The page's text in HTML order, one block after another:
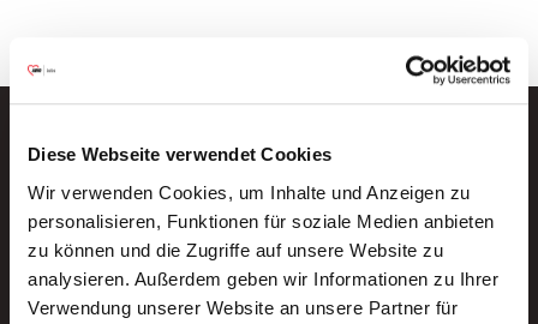
Diese Webseite verwendet Cookies
Wir verwenden Cookies, um Inhalte und Anzeigen zu
personalisieren, Funktionen für soziale Medien anbieten
zu können und die Zugriffe auf unsere Website zu
analysieren. Außerdem geben wir Informationen zu Ihrer
Verwendung unserer Website an unsere Partner für
Neue Stellen per E-Mail.
Ein kostenloser Service von AWO
Jobs.